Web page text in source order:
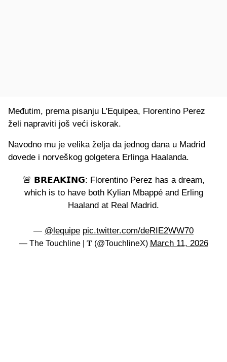
Međutim, prema pisanju L'Equipea, Florentino Perez
želi napraviti još veći iskorak.
Navodno mu je velika želja da jednog dana u Madrid
dovede i norveškog golgetera Erlinga Haalanda.
🚨 𝗕𝗥𝗘𝗔𝗞𝗜𝗡𝗚: Florentino Perez has a dream,
which is to have both Kylian Mbappé and Erling
Haaland at Real Madrid.
— @lequipe pic.twitter.com/deRIE2WW70
— The Touchline | 𝐓 (@TouchlineX) March 11, 2026